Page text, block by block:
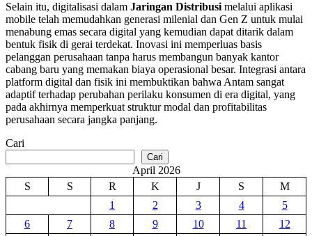
Selain itu, digitalisasi dalam Jaringan Distribusi melalui aplikasi
mobile telah memudahkan generasi milenial dan Gen Z untuk mulai
menabung emas secara digital yang kemudian dapat ditarik dalam
bentuk fisik di gerai terdekat. Inovasi ini memperluas basis
pelanggan perusahaan tanpa harus membangun banyak kantor
cabang baru yang memakan biaya operasional besar. Integrasi antara
platform digital dan fisik ini membuktikan bahwa Antam sangat
adaptif terhadap perubahan perilaku konsumen di era digital, yang
pada akhirnya memperkuat struktur modal dan profitabilitas
perusahaan secara jangka panjang.
Cari
Cari
April 2026
S
S R K J S
M
1
2 3 4
5
6
7 8 9 10 11
12